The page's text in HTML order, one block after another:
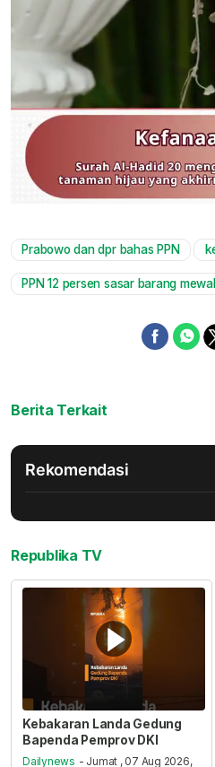
Prabowo dan dpr bahas PPN
PPN 12 persen sasar barang
Berita Terkait
Rekomendasi
Republika TV
Kebakaran Landa Gedung
Bapenda Pemprov DKI
Dailynews - Jumat , 07 Aug 2026,